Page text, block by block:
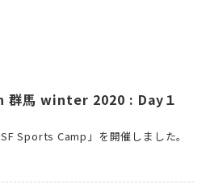
群馬 winter 2020 : Day１
Sports Camp」を開催しました。